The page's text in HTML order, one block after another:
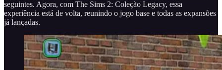
seguintes. Agora, com The Sims 2: Coleção Legacy, essa
experiência está de volta, reunindo o jogo base e todas as expansões
já lançadas.